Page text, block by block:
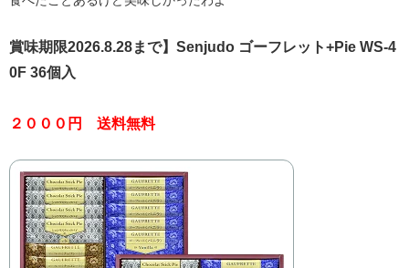
賞味期限2026.8.28まで】Senjudo ゴーフレット+Pie WS-4
0F 36個入
２０００円 送料無料